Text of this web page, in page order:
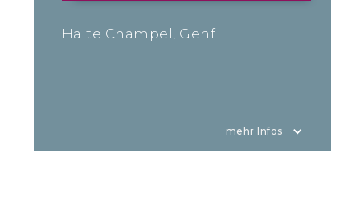
Halte Champel, Genf
mehr Infos